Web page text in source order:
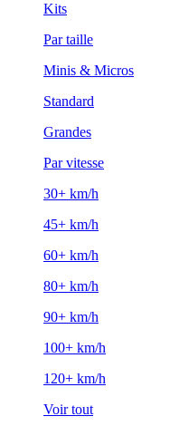
Kits
Par taille
Minis & Micros
Standard
Grandes
Par vitesse
30+ km/h
45+ km/h
60+ km/h
80+ km/h
90+ km/h
100+ km/h
120+ km/h
Voir tout